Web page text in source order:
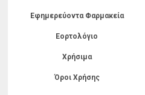
Εφημερεύοντα Φαρμακεία
Εορτολόγιο
Χρήσιμα
Όροι Χρήσης